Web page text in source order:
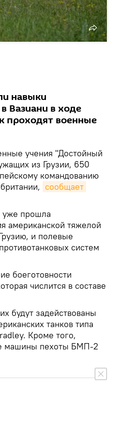
навыки
Вазиани в ходе
проходят военные
учения "Достойный
из Грузии, 650
командованию
сообщает
уже прошла
американской тяжелой
и полевые
систем
боеготовности
числится в составе
будут задействованы
танков типа
Кроме того,
машины пехоты БМП-2